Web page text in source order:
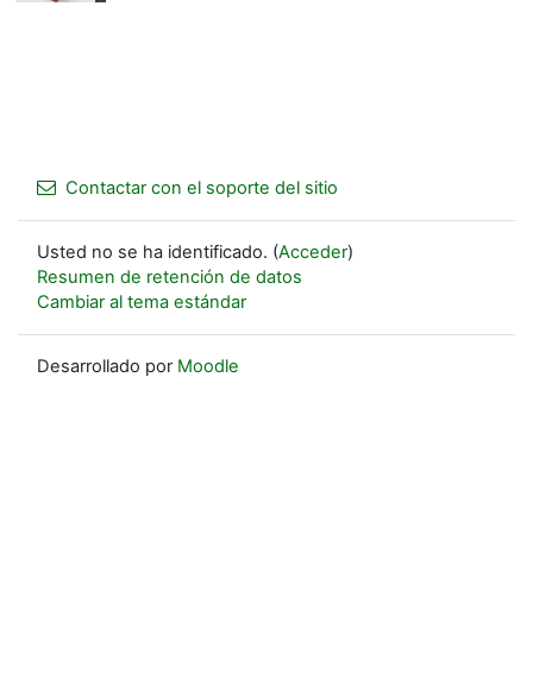
Contactar con el soporte del sitio
Usted no se ha identificado. (Acceder)
Resumen de retención de datos
Cambiar al tema estándar
Desarrollado por Moodle